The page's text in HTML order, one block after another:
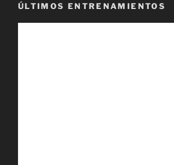
ÚLTIMOS ENTRENAMIENTOS